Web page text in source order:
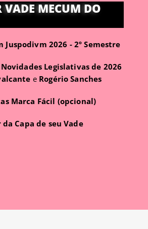
VADE MECUM DO
Juspodivm 2026 - 2º Semestre
Novidades Legislativas de 2026
e Rogério Sanches
Marca Fácil (opcional)
da Capa de seu Vade